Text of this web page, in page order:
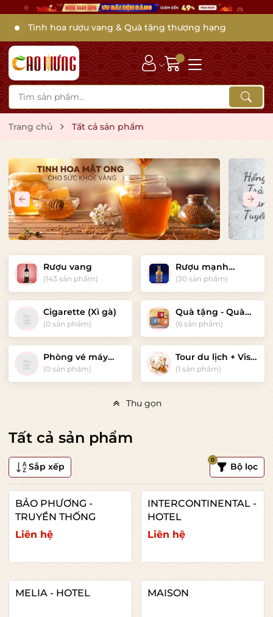
Tinh hoa rượu vang & Quà tặng thượng hạng
Trang chủ Tất cả sản phẩm
Rượu vang
(143 sản phẩm)
Rượu mạnh
(Whisky)
(30 sản phẩm)
Cigarette (Xì gà)
(0 sản phẩm)
Quà tặng - Quà
tết cao cấp
(6 sản phẩm)
Phòng vé máy
bay Nội địa +
Quốc tế
(0 sản phẩm)
Tour du lịch + Visa
quốc tế
(1 sản phẩm)
Thu gọn
Tất cả sản phẩm
Sắp xếp Bộ lọc
0
BẢO PHƯƠNG -
TRUYỀN THỐNG
Liên hệ
INTERCONTINENTAL -
HOTEL
Liên hệ
MELIA - HOTEL MAISON